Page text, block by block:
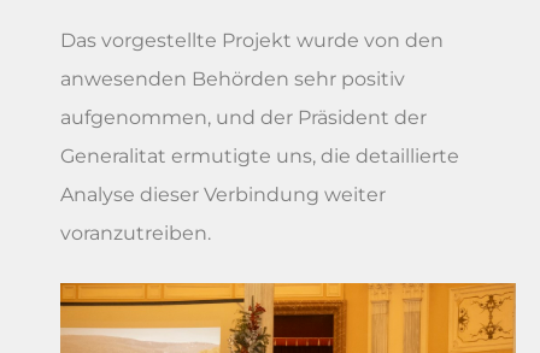
Das vorgestellte Projekt wurde von den
anwesenden Behörden sehr positiv
aufgenommen, und der Präsident der
Generalitat ermutigte uns, die detaillierte
Analyse dieser Verbindung weiter
voranzutreiben.